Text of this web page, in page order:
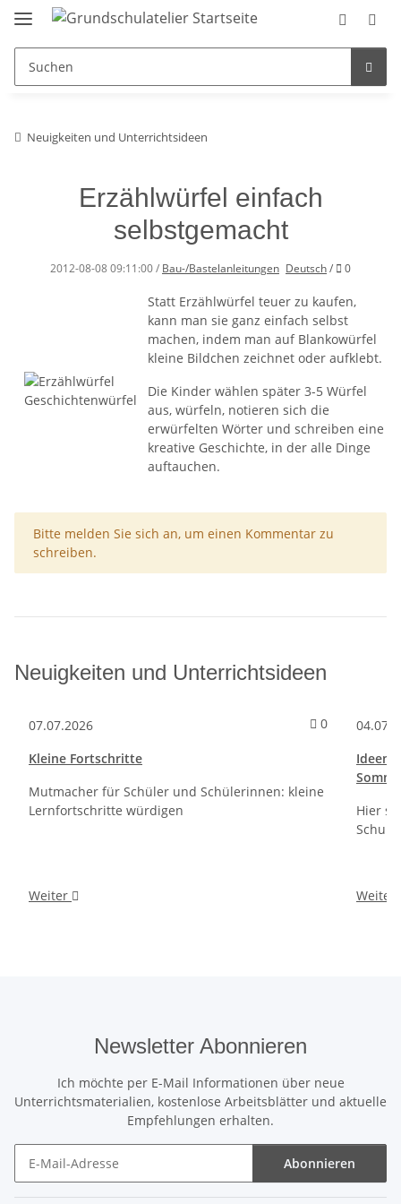
Neuigkeiten und Unterrichtsideen
Erzählwürfel einfach
selbstgemacht
2012-08-08 09:11:00/ Bau-/Bastelanleitungen Deutsch/ 0
Statt Erzählwürfel teuer zu kaufen,
kann man sie ganz einfach selbst
machen, indem man auf Blankowürfel
kleine Bildchen zeichnet oder aufklebt.
Die Kinder wählen später 3-5 Würfel
aus, würfeln, notieren sich die
erwürfelten Wörter und schreiben eine
kreative Geschichte, in der alle Dinge
auftauchen.
x
Bitte melden Sie sich an, um einen Kommentar zu
schreiben.
Neuigkeiten und Unterrichtsideen
07.07.2026 0
Kleine Fortschritte
Mutmacher für Schüler und Schülerinnen: kleine
Lernfortschritte würdigen
Weiter
Ideen
Hier
Weiter
Newsletter Abonnieren
Ich möchte per E-Mail Informationen über neue
Unterrichtsmaterialien, kostenlose Arbeitsblätter und aktuelle
Empfehlungen erhalten.
Abonnieren